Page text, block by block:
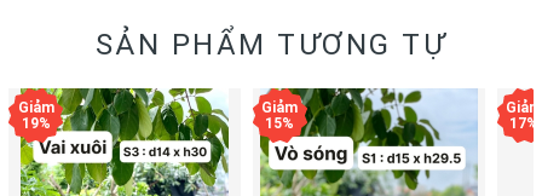
SẢN PHẨM TƯƠNG TỰ